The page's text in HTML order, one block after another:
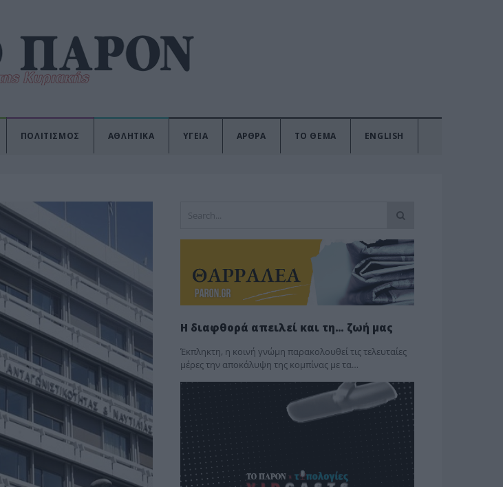
ΠΟΛΙΤΙΣΜΟΣ ΑΘΛΗΤΙΚΑ ΥΓΕΙΑ ΑΡΘΡΑ ΤΟ ΘΕΜΑ ENGLISH
Η διαφθορά απειλεί και τη… ζωή μας
Έκπληκτη, η κοινή γνώμη παρακολουθεί τις τελευταίες
μέρες την αποκάλυψη της κο­μπίνας με τα…